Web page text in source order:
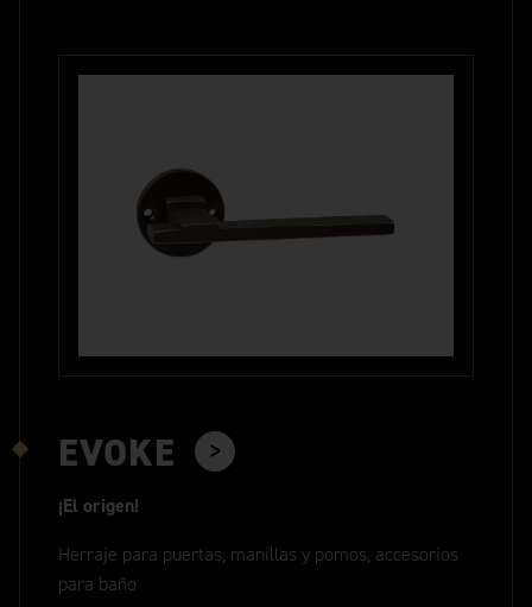
EVOKE
¡El origen!
Herraje para puertas, manillas y pomos, accesorios
para baño